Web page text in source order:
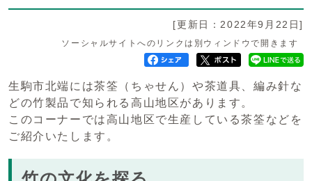
[更新日：2022年9月22日]
ソーシャルサイトへのリンクは別ウィンドウで開きます
生駒市北端には茶筌（ちゃせん）や茶道具、編み針な
どの竹製品で知られる高山地区があります。
このコーナーでは高山地区で生産している茶筌などを
ご紹介いたします。